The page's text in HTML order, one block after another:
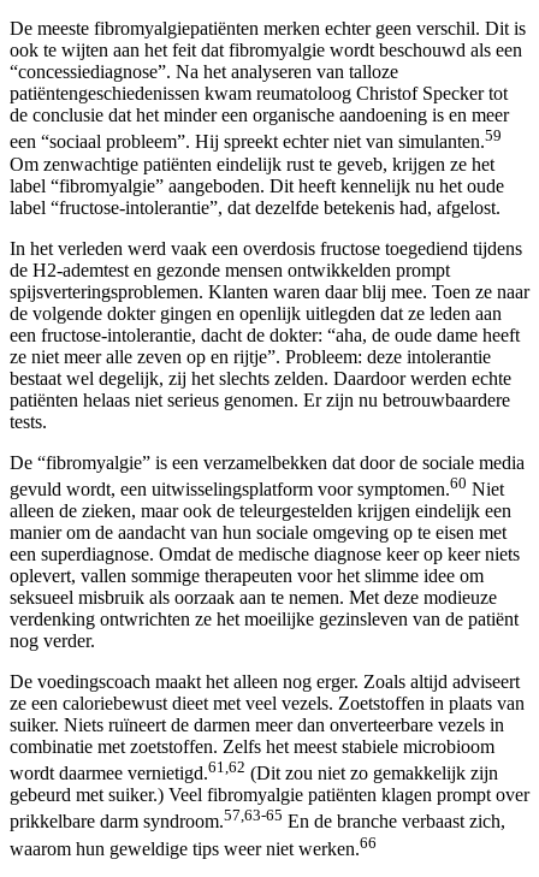
De meeste fibromyalgiepatiënten merken echter geen verschil. Dit is
ook te wijten aan het feit dat fibromyalgie wordt beschouwd als een
“concessiediagnose”. Na het analyseren van talloze
patiëntengeschiedenissen kwam reumatoloog Christof Specker tot
de conclusie dat het minder een organische aandoening is en meer
een “sociaal probleem”. Hij spreekt echter niet van simulanten.59
Om zenwachtige patiënten eindelijk rust te geveb, krijgen ze het
label “fibromyalgie” aangeboden. Dit heeft kennelijk nu het oude
label “fructose-intolerantie”, dat dezelfde betekenis had, afgelost.
In het verleden werd vaak een overdosis fructose toegediend tijdens
de H2-ademtest en gezonde mensen ontwikkelden prompt
spijsverteringsproblemen. Klanten waren daar blij mee. Toen ze naar
de volgende dokter gingen en openlijk uitlegden dat ze leden aan
een fructose-intolerantie, dacht de dokter: “aha, de oude dame heeft
ze niet meer alle zeven op en rijtje”. Probleem: deze intolerantie
bestaat wel degelijk, zij het slechts zelden. Daardoor werden echte
patiënten helaas niet serieus genomen. Er zijn nu betrouwbaardere
tests.
De “fibromyalgie” is een verzamelbekken dat door de sociale media
gevuld wordt, een uitwisselingsplatform voor symptomen.60 Niet
alleen de zieken, maar ook de teleurgestelden krijgen eindelijk een
manier om de aandacht van hun sociale omgeving op te eisen met
een superdiagnose. Omdat de medische diagnose keer op keer niets
oplevert, vallen sommige therapeuten voor het slimme idee om
seksueel misbruik als oorzaak aan te nemen. Met deze modieuze
verdenking ontwrichten ze het moeilijke gezinsleven van de patiënt
nog verder.
De voedingscoach maakt het alleen nog erger. Zoals altijd adviseert
ze een caloriebewust dieet met veel vezels. Zoetstoffen in plaats van
suiker. Niets ruïneert de darmen meer dan onverteerbare vezels in
combinatie met zoetstoffen. Zelfs het meest stabiele microbioom
wordt daarmee vernietigd.61,62 (Dit zou niet zo gemakkelijk zijn
gebeurd met suiker.) Veel fibromyalgie patiënten klagen prompt over
prikkelbare darm syndroom.57,63-65 En de branche verbaast zich,
waarom hun geweldige tips weer niet werken.66